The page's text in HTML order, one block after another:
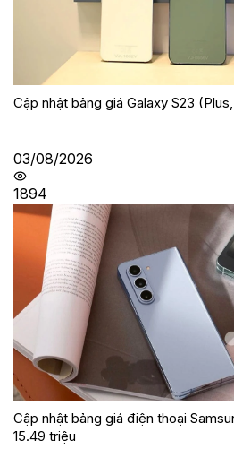
Cập nhật bảng giá Galaxy S23
03/08/2026
1894
Cập nhật bảng giá điện thoại
15.49 triệu